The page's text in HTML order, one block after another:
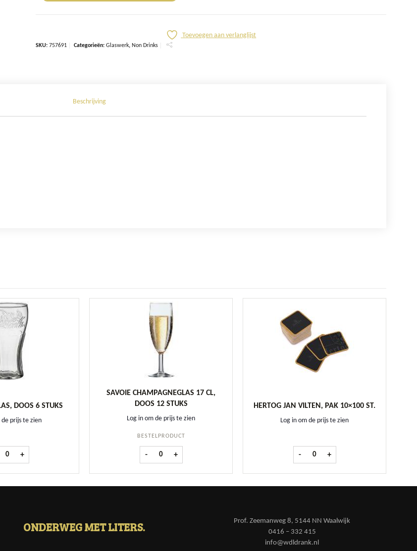
Toevoegen aan verlanglijst
SKU:757691 Categorieën:Glaswerk, Non Drinks
Beschrijving
DOOS 6 STUKS
de prijs te zien
Coca Cola glas, doos 6 stuks aantal
+
SAVOIE CHAMPAGNEGLAS 17 CL,
DOOS 12 STUKS
Log in om de prijs te zien
BESTELPRODUCT
- Savoie Champagneglas 17 cl, doos 12 stuks aantal
+
HERTOG JAN VILTEN, PAK 10×100 ST.
Log in om de prijs te zien
- Hertog Jan Vilten, pak 10x100 st.
+
ONDERWEG MET LITERS.
Prof. Zeemanweg 8, 5144 NN Waalwijk
0416 – 332 415
info@wdldrank.nl